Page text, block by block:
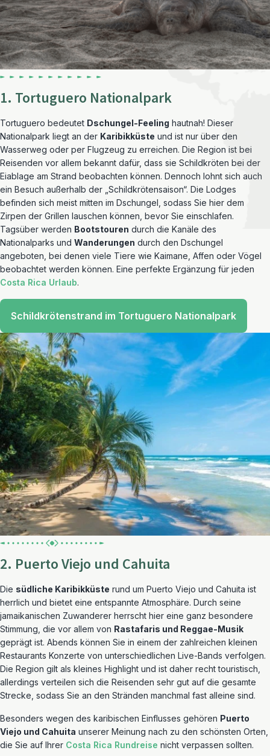
1. Tortuguero Nationalpark
Tortuguero bedeutet Dschungel-Feeling hautnah! Dieser
Nationalpark liegt an der Karibikküste und ist nur über den
Wasserweg oder per Flugzeug zu erreichen. Die Region ist bei
Reisenden vor allem bekannt dafür, dass sie Schildkröten bei der
Eiablage am Strand beobachten können. Dennoch lohnt sich auch
ein Besuch außerhalb der „Schildkrötensaison“. Die Lodges
befinden sich meist mitten im Dschungel, sodass Sie hier dem
Zirpen der Grillen lauschen können, bevor Sie einschlafen.
Tagsüber werden Bootstouren durch die Kanäle des
Nationalparks und Wanderungen durch den Dschungel
angeboten, bei denen viele Tiere wie Kaimane, Affen oder Vögel
beobachtet werden können. Eine perfekte Ergänzung für jeden
Costa Rica Urlaub.
Schildkrötenstrand im Tortuguero Nationalpark
2. Puerto Viejo und Cahuita
Die südliche Karibikküste rund um Puerto Viejo und Cahuita ist
herrlich und bietet eine entspannte Atmosphäre. Durch seine
jamaikanischen Zuwanderer herrscht hier eine ganz besondere
Stimmung, die vor allem von Rastafaris und Reggae-Musik
geprägt ist. Abends können Sie in einem der zahlreichen kleinen
Restaurants Konzerte von unterschiedlichen Live-Bands verfolgen.
Die Region gilt als kleines Highlight und ist daher recht touristisch,
allerdings verteilen sich die Reisenden sehr gut auf die gesamte
Strecke, sodass Sie an den Stränden manchmal fast alleine sind.
Besonders wegen des karibischen Einflusses gehören Puerto
Viejo und Cahuita unserer Meinung nach zu den schönsten Orten,
die Sie auf Ihrer Costa Rica Rundreise nicht verpassen sollten.